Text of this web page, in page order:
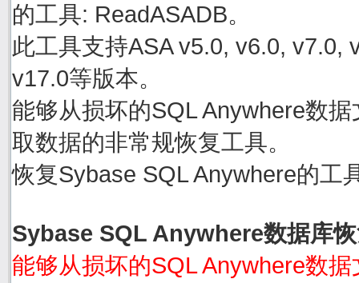
的工具: ReadASADB。
此工具支持ASA v5.0, v6.0, v7.0,
v17.0等版本。
能够从损坏的SQL Anywhere数
取数据的非常规恢复工具。
恢复Sybase SQL Anywhere的工
Sybase SQL Anywhere数据库
能够从损坏的SQL Anywhere数